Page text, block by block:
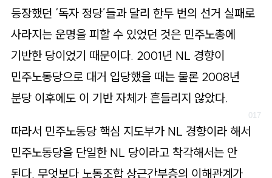
등장했던 ‘독자 정당’들과 달리 한두 번의 선거 실패로
사라지는 운명을 피할 수 있었던 것은 민주노총에
기반한 당이었기 때문이다. 2001년 NL 경향이
민주노동당으로 대거 입당했을 때는 물론 2008년
분당 이후에도 이 기반 자체가 흔들리지 않았다.
따라서 민주노동당 핵심 지도부가 NL 경향이라 해서
민주노동당을 단일한 NL 당이라고 착각해서는 안
된다. 무엇보다 노동조합 상근간부층의 이해관계가